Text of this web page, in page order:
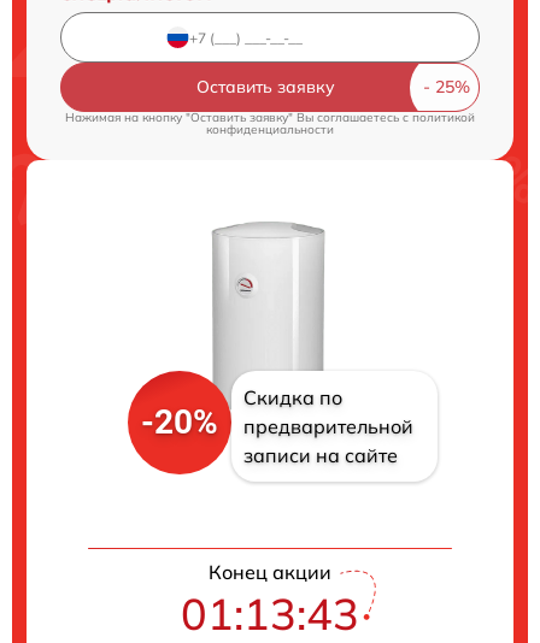
Оставить заявку
Нажимая на кнопку "Оставить заявку" Вы соглашаетесь c политикой
конфиденциальности
-20%
Скидка по
предварительной
записи на сайте
Конец акции
01:13:43